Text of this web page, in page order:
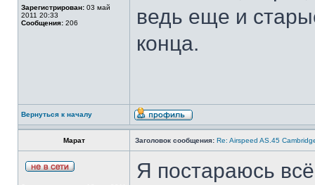
Зарегистрирован: 03 май
2011 20:33
Сообщения: 206
ведь еще и
конца.
Вернуться к началу
Марат Заголовок сообщения: Re: Airspeed AS.45
Я постараюсь